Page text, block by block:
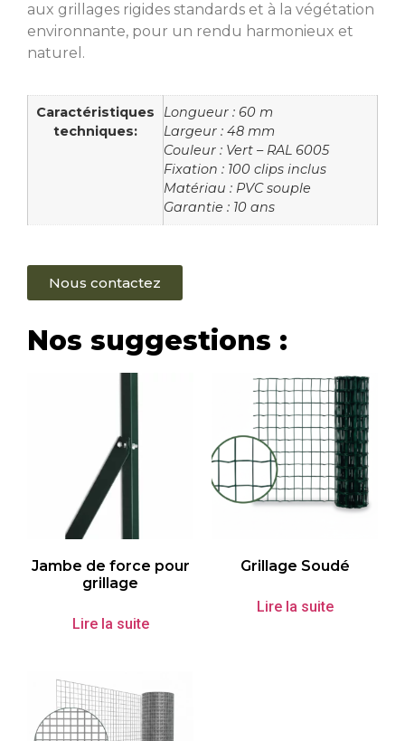
aux grillages rigides standards et à la végétation
environnante, pour un rendu harmonieux et
naturel.
Caractéristiques
techniques:
Longueur : 60 m
Largeur : 48 mm
Couleur : Vert – RAL 6005
Fixation : 100 clips inclus
Matériau : PVC souple
Garantie : 10 ans
Nous contactez
Nos suggestions :
Jambe de force pour
grillage
Lire la suite
Grillage Soudé
Lire la suite